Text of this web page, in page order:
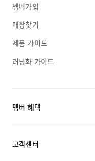
멤버가입
매장찾기
제품 가이드
러닝화 가이드
멤버 혜택
고객센터